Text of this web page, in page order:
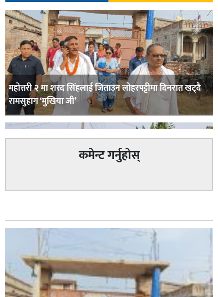
महोत्तरी २ मा शरद सिंहलाई जिताउन लोहरपट्टीमा दिनरात खट्दै
रामसुहाग ‘मुखिया जी’
कमेन्ट गर्नुहोस्